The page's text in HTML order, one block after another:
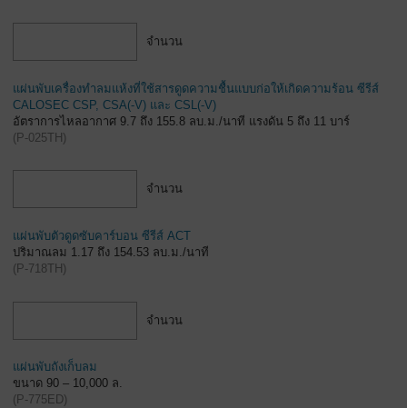
จำนวน
แผ่นพับเครื่องทำลมแห้งที่ใช้สารดูดความชื้นแบบก่อให้เกิดความร้อน ซีรีส์
CALOSEC CSP, CSA(-V) และ CSL(-V)
อัตราการไหลอากาศ 9.7 ถึง 155.8 ลบ.ม./นาที แรงดัน 5 ถึง 11 บาร์
(P-025TH )
จำนวน
แผ่นพับตัวดูดซับคาร์บอน ซีรีส์ ACT
ปริมาณลม 1.17 ถึง 154.53 ลบ.ม./นาที
(P-718TH )
จำนวน
แผ่นพับถังเก็บลม
ขนาด 90 – 10,000 ล.
(P-775ED)